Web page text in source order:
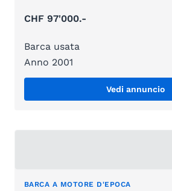
CHF 97'000.-
Barca usata
Anno 2001
Vedi annuncio
BARCA A MOTORE D'EPOCA